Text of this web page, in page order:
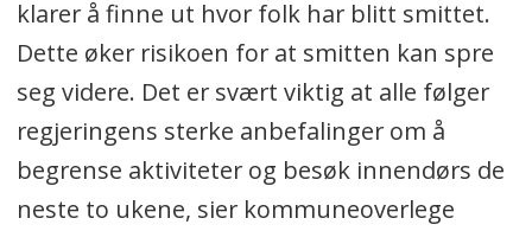
klarer å finne ut hvor folk har blitt smittet.
Dette øker risikoen for at smitten kan spre
seg videre. Det er svært viktig at alle følger
regjeringens sterke anbefalinger om å
begrense aktiviteter og besøk innendørs de
neste to ukene, sier kommuneoverlege